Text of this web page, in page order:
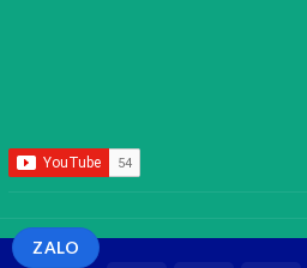
ZALO